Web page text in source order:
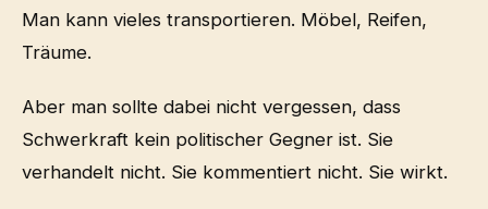
Man kann vieles transportieren. Möbel, Reifen,
Träume.
Aber man sollte dabei nicht vergessen, dass
Schwerkraft kein politischer Gegner ist. Sie
verhandelt nicht. Sie kommentiert nicht. Sie wirkt.